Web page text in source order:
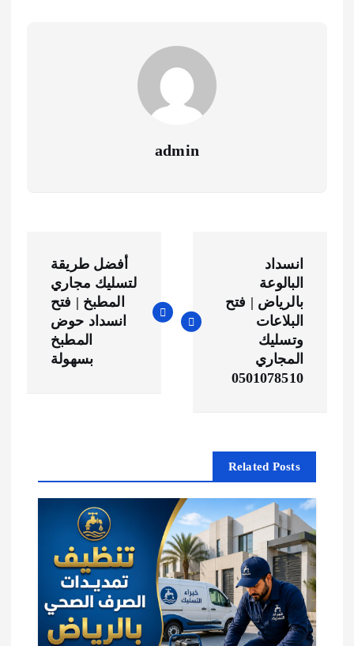
admin
ص
م
ق
انسداد
البالوعة
بالرياض | فتح
البلاعات
وتسليك
المجاري
0501078510
أفضل طريقة
لتسليك مجاري
المطبخ | فتح
انسداد حوض
المطبخ
بسهولة
Related Posts